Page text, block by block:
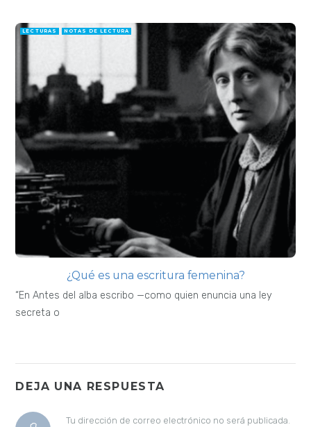
LECTURAS NOTAS DE LECTURA
¿Qué es una escritura femenina?
“En Antes del alba escribo —como quien enuncia una ley
secreta o
DEJA UNA RESPUESTA
Tu dirección de correo electrónico no será publicada.